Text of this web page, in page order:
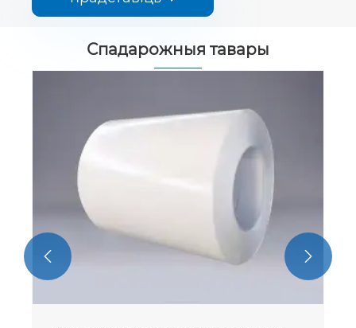
Спадарожныя тавары
 